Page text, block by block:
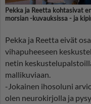
Pekka ja Reetta kohtasivat
morsian -kuvauksissa - ja
Pekka ja Reetta eivät
vihapuheeseen
netin
mallikuviaan.
-Jokainen ihosoluni
olen neurokirjolla ja